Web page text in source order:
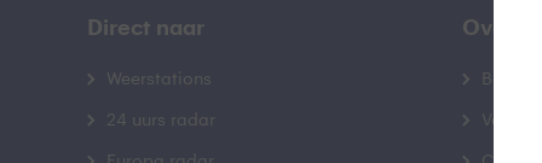
Direct naar
Weerstations
24 uurs radar
Over